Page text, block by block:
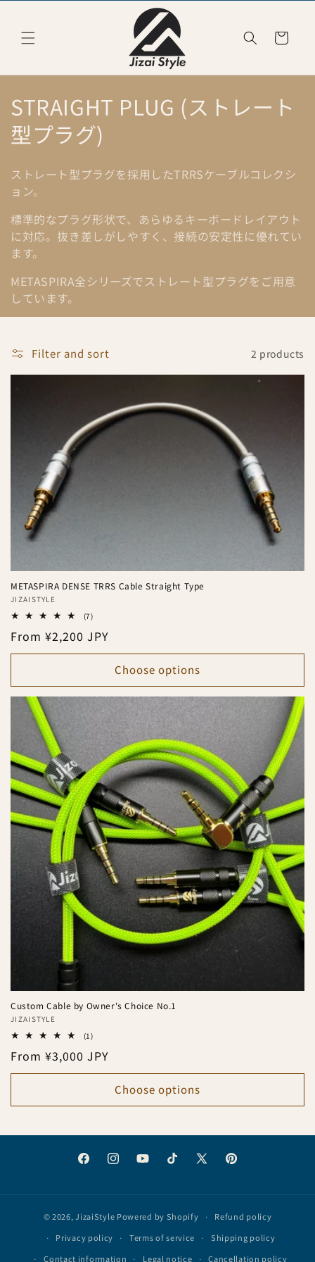
Cart
C
o
l
e
c
t
i
o
n
:
STRAIGHT PLUG (ストレート
型プラグ)
ストレート型プラグを採用したTRRSケーブルコレクシ
ョン。
標準的なプラグ形状で、あらゆるキーボードレイアウト
に対応。抜き差しがしやすく、接続の安定性に優れてい
ます。
METASPIRA全シリーズでストレート型プラグをご用意
しています。
Filter and sort 2 products
METASPIRA DENSE TRRS Cable Straight Type
Vendor:
JIZAISTYLE
(7)7
reviews
Regular
price
From ¥2,200 JPY
Choose options
Custom Cable by Owner's Choice No.1
Vendor:
JIZAISTYLE
(1)1
reviews
Regular
price
From ¥3,000 JPY
Choose options
FacebookInstagramYouTubeTikTokX
Pinterest
© 2026,JizaiStyle Powered by Shopify
Refund policy
Privacy policy
Terms of service
Shipping policy
Contact information
Legal notice Cancellation policy